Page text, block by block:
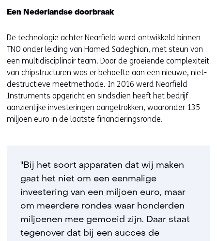
Een Nederlandse doorbraak
De technologie achter Nearfield werd ontwikkeld binnen
TNO onder leiding van Hamed Sadeghian, met steun van
een multidisciplinair team. Door de groeiende complexiteit
van chipstructuren was er behoefte aan een nieuwe, niet-
destructieve meetmethode. In 2016 werd Nearfield
Instruments opgericht en sindsdien heeft het bedrijf
aanzienlijke investeringen aangetrokken, waaronder 135
miljoen euro in de laatste financieringsronde.
"Bij het soort apparaten dat wij maken
gaat het niet om een eenmalige
investering van een miljoen euro, maar
om meerdere rondes waar honderden
miljoenen mee gemoeid zijn. Daar staat
tegenover dat bij een succes de